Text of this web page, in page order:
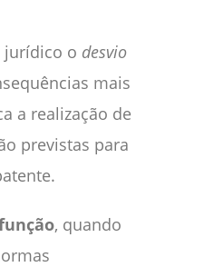
jurídico o desvio
mais
a realização de
previstas para
, quando